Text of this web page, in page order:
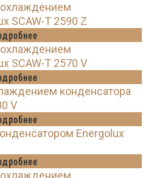
SCAW-T 2590 Z
SCAW-T 2570 V
конденсатора
V
Energolux